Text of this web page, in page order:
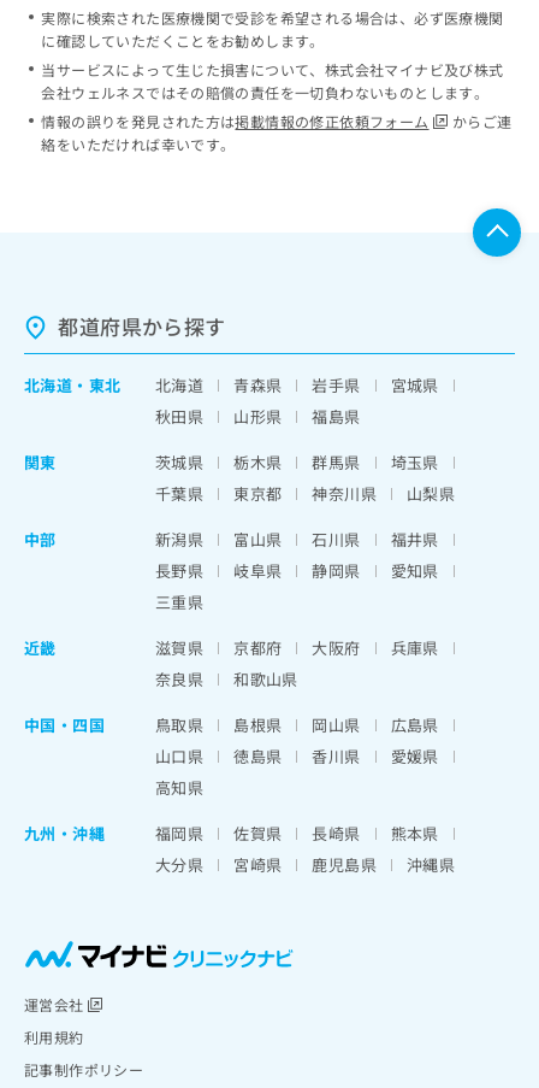
実際に検索された医療機関で受診を希望される場合は、必ず医療機関
に確認していただくことをお勧めします。
当サービスによって生じた損害について、株式会社マイナビ及び株式
会社ウェルネスではその賠償の責任を一切負わないものとします。
情報の誤りを発見された方は掲載情報の修正依頼フォーム
からご連
絡をいただければ幸いです。
都道府県から探す
北海道 ・ 東北 北海道 青森県 岩手県
宮城県
秋田県
山形県
福島県
関東
茨城県 栃木県 群馬県
埼玉県
千葉県
東京都 神奈川県
山梨県
中部
新潟県 富山県 石川県
福井県
長野県
岐阜県 静岡県
愛知県
三重県
近畿
滋賀県 京都府 大阪府
兵庫県
奈良県
和歌山県
中国・四国
鳥取県 島根県 岡山県
広島県
山口県
徳島県 香川県
愛媛県
高知県
九州・沖縄
福岡県 佐賀県 長崎県
熊本県
大分県
宮崎県 鹿児島県 沖縄県
運営会社
利用規約
記事制作ポリシー